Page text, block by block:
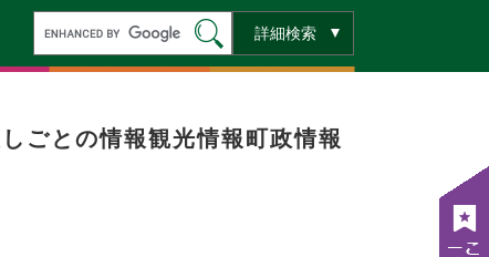
ー
ー
詳細検索
しごとの情報観光情報町政情報